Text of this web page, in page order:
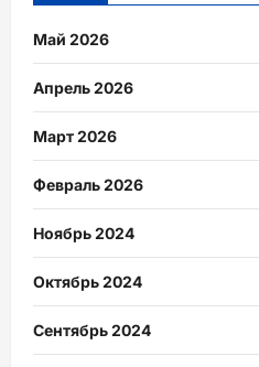
Май 2026
Апрель 2026
Март 2026
Февраль 2026
Ноябрь 2024
Октябрь 2024
Сентябрь 2024